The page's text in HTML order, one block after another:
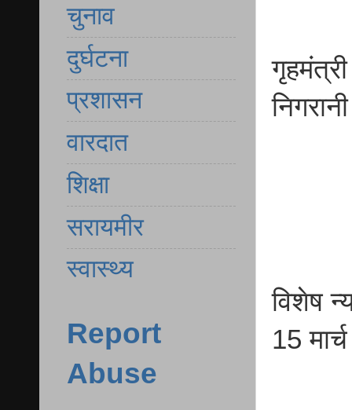
विशेष
15
चुनाव
दुर्घटना
प्रशासन
वारदात
शिक्षा
सरायमीर
स्वास्थ्य
Report
Abuse